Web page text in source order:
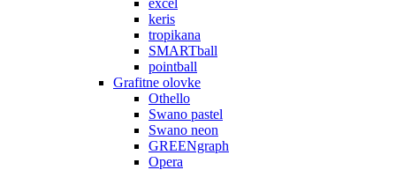
keris
tropikana
SMARTball
pointball
Grafitne olovke
Othello
Swano pastel
Swano neon
GREENgraph
Opera